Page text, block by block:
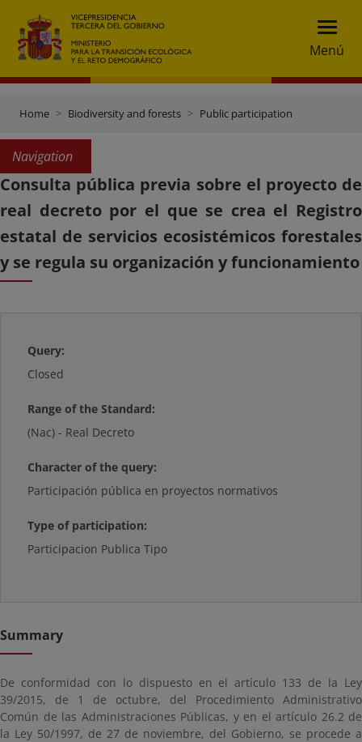
Menú
Home Biodiversity and forests Public participation
Navigation
Consulta pública previa sobre el proyecto de
real decreto por el que se crea el Registro
estatal de servicios ecosistémicos forestales
y se regula su organización y funcionamiento
Query:
Closed
Range of the Standard:
(Nac) - Real Decreto
Character of the query:
Participación pública en proyectos normativos
Type of participation:
Participacion Publica Tipo
Summary
De conformidad con lo dispuesto en el artículo 133 de la Ley
39/2015, de 1 de octubre, del Procedimiento Administrativo
Común de las Administraciones Públicas, y en el artículo 26.2 de
la Ley 50/1997, de 27 de noviembre, del Gobierno, se procede a